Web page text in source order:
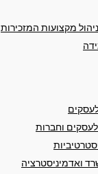
מקצועות המזכירות
וחברות
ואדמיניסטרציה